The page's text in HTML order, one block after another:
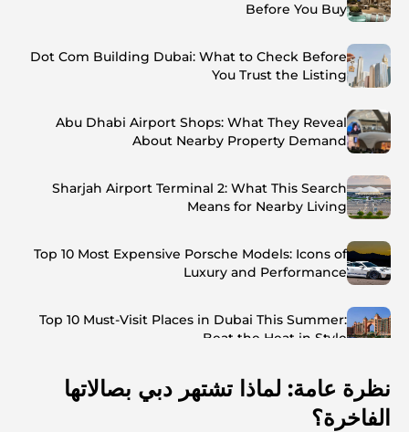
Before You Buy
Dot Com Building Dubai: What to Check Before
You Trust the Listing
Abu Dhabi Airport Shops: What They Reveal
About Nearby Property Demand
Sharjah Airport Terminal 2: What This Search
Means for Nearby Living
Top 10 Most Expensive Porsche Models: Icons of
Luxury and Performance
Top 10 Must-Visit Places in Dubai This Summer:
Beat the Heat in Style
Top 7 Busiest Airports in the World: Hub of Global
نظرة عامة: لماذا تشتهر دبي بصالاتها
الفاخرة؟